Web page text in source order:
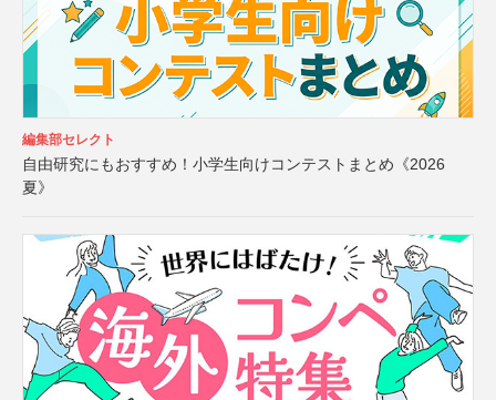
編集部セレクト
自由研究にもおすすめ！小学生向けコンテストまとめ《2026
夏》